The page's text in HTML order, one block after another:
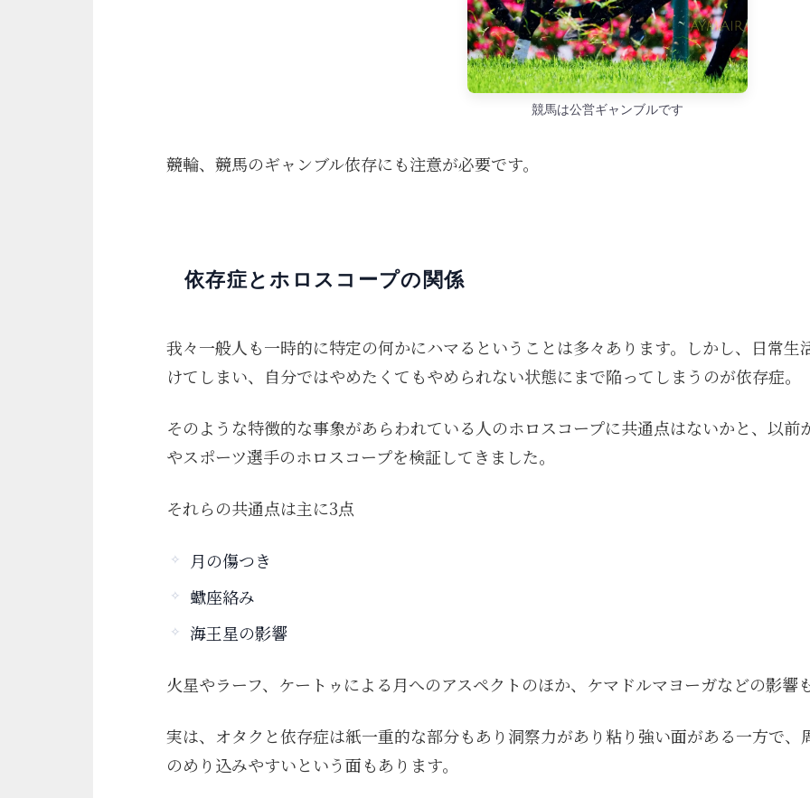
競馬は公営ギャンブルです
競輪、競馬のギャンブル依存にも注意が必要です。
依存症とホロスコープの関係
我々一般人も一時的に特定の何かにハマるということは多々あります。しかし、日常
けてしまい、自分ではやめたくてもやめられない状態にまで陥ってしまうのが依存症。
そのような特徴的な事象があらわれている人のホロスコープに共通点はないかと、以
やスポーツ選手のホロスコープを検証してきました。
それらの共通点は主に3点
月の傷つき
蠍座絡み
海王星の影響
火星やラーフ、ケートゥによる月へのアスペクトのほか、ケマドルマヨーガなどの影響
実は、オタクと依存症は紙一重的な部分もあり洞察力があり粘り強い面がある一方で
のめり込みやすいという面もあります。